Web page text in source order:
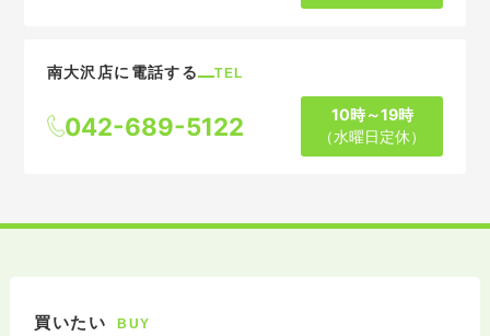
南大沢店に電話する TEL
042-689-5122
10時～19時
（水曜日定休）
買いたい BUY